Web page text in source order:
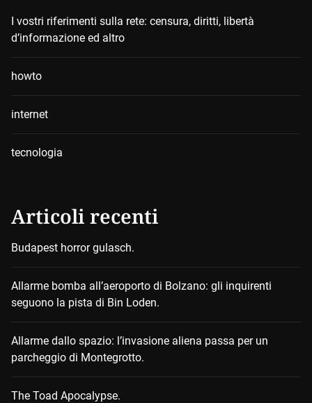
I vostri riferimenti sulla rete: censura, diritti, libertà
d’informazione ed altro
howto
internet
tecnologia
Articoli recenti
Budapest horror gulasch.
Allarme bomba all’aeroporto di Bolzano: gli inquirenti
seguono la pista di Bin Loden.
Allarme dallo spazio: l’invasione aliena passa per un
parcheggio di Montegrotto.
The Toad Apocalypse.